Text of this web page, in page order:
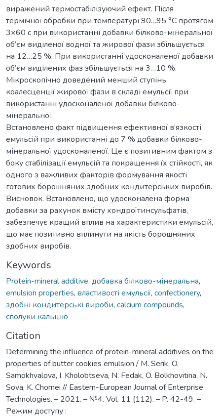
виражений термостабілізуючий ефект. Після
термічної обробки при температурі 90…95 °С протягом
3×60 с при використанні добавки білково-мінеральної
об’єм виділеної водної та жирової фази збільшується
на 12…25 %. При використанні удосконаленої добавки
об’єм виділених фаз збільшується на 3…10 %.
Мікроскопічно доведений менший ступінь
коалесценції жирової фази в складі емульсії при
використанні удосконаленої добавки білково-
мінеральної.
Встановлено факт підвищення ефективної в’язкості
емульсій при використанні до 7 % добавки білково-
мінеральної удосконаленої. Це є позитивним фактом з
боку стабілізації емульсій та покращення їх стійкості, як
одного з важливих факторів формування якості
готових борошняних здобних кондитерських виробів.
Висновок. Встановлено, що удосконалена форма
добавки за рахунок вмісту хондроїтинсульфатів,
забезпечує кращий вплив на характеристики емульсій,
що має позитивно вплинути на якість борошняних
здобних виробів.
Keywords
Protein-mineral additive, добавка білково-мінеральна,
emulsion properties, властивості емульсії, confectionery,
здобні кондитерські вироби, calcium compounds,
сполуки кальцію
Citation
Determining the influence of protein-mineral additives on the
properties of butter cookies emulsion / M. Serik, O.
Samokhvalova, I. Kholobtseva, N. Fedak, O. Bolkhovitina, N.
Sova, K. Chornei // Eastern-European Journal of Enterprise
Technologies. – 2021. – №4. Vol. 11 (112). – P. 42-49. –
Режим доступу :